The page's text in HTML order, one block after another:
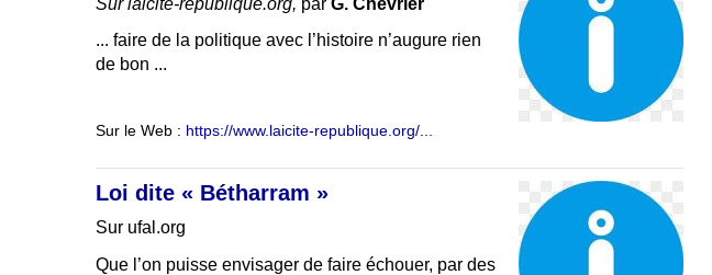
... faire de la politique avec l’histoire n’augure rien
de bon ...
Sur le Web : https://www.laicite-republique.org/...
Loi dite « Bétharram »
Sur ufal.org
Que l’on puisse envisager de faire échouer, par des